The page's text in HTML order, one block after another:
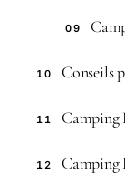
09
10 Conseils
11 Camping
12 Camping